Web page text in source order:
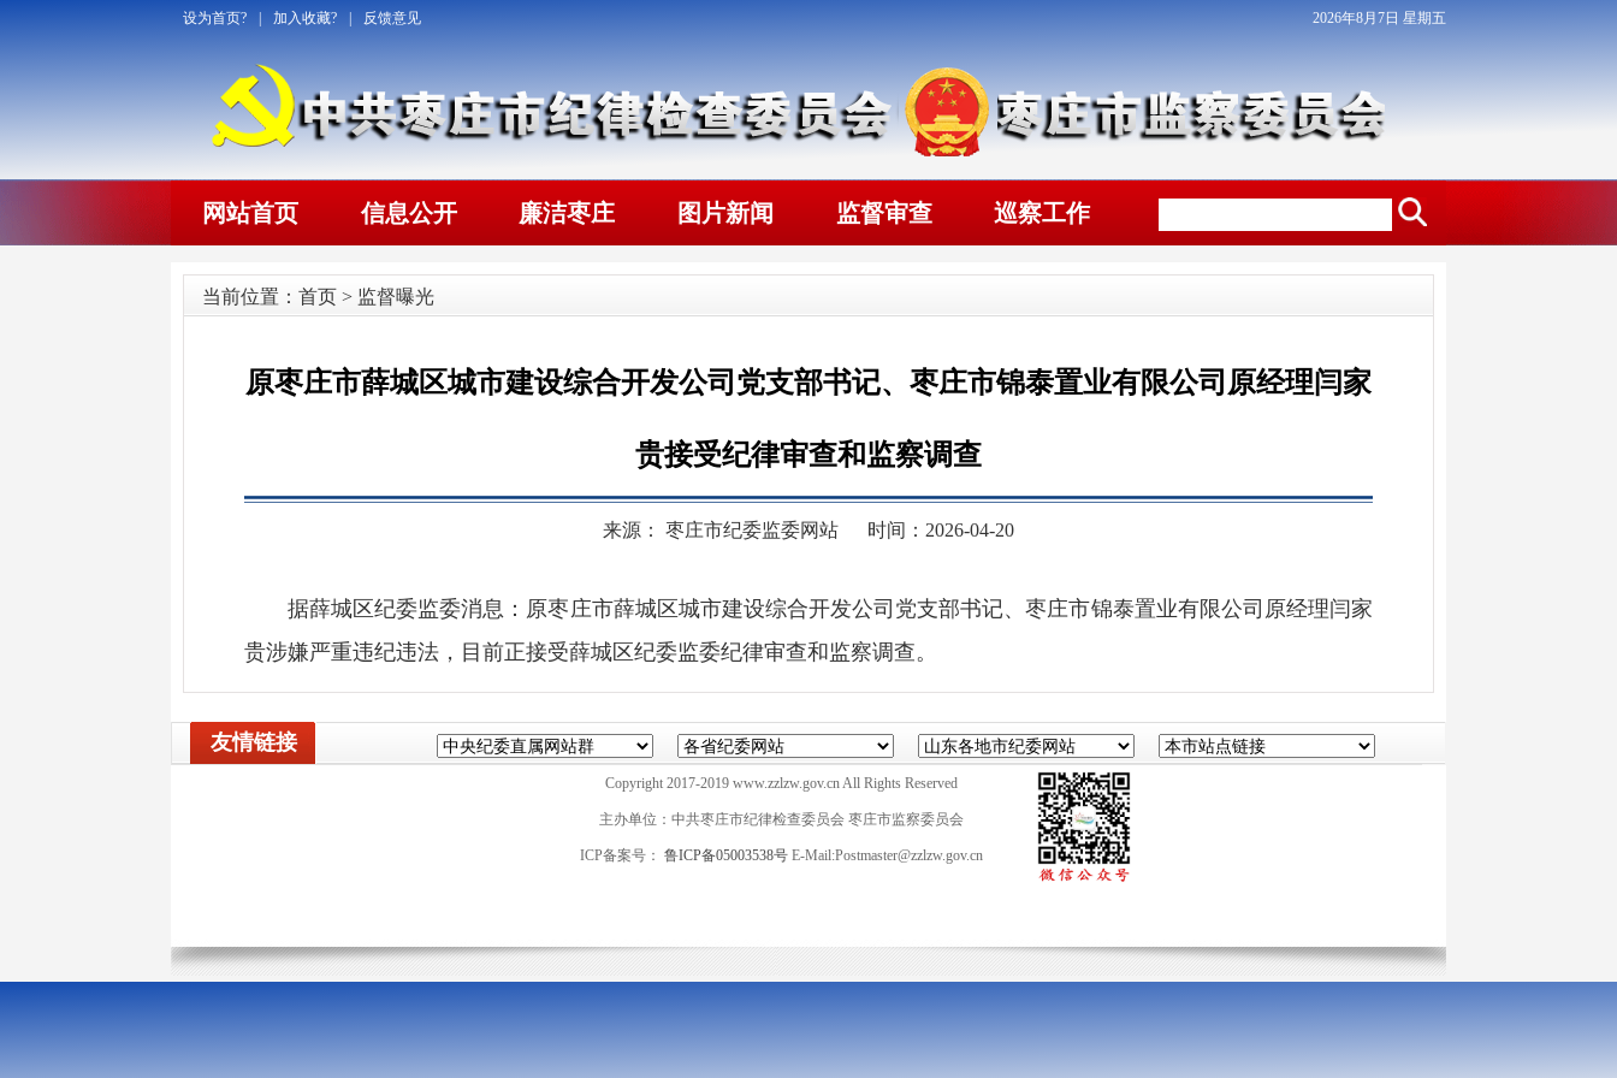
设为首页? 加入收藏? 反馈意见 2026年8月7日 星期五
网站首页 信息公开 廉洁枣庄 图片新闻 监督审查 巡察工作
当前位置： 首页 > 监督曝光
原枣庄市薛城区城市建设综合开发公司党支部书记、枣庄市锦泰置业有限公司原经理闫家
贵接受纪律审查和监察调查
来源： 枣庄市纪委监委网站 时间：2026-04-20
据薛城区纪委监委消息：原枣庄市薛城区城市建设综合开发公司党支部书记、枣庄市锦泰置业有限公司原经理闫家
贵涉嫌严重违纪违法，目前正接受薛城区纪委监委纪律审查和监察调查。
友情链接
Copyright 2017-2019 www.zzlzw.gov.cn All Rights Reserved
主办单位：中共枣庄市纪律检查委员会 枣庄市监察委员会
ICP备案号： 鲁ICP备05003538号 E-Mail:Postmaster@zzlzw.gov.cn